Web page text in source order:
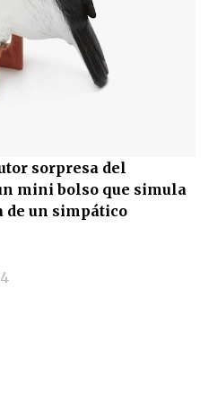
sorpresa del
mini bolso que simula
un simpático